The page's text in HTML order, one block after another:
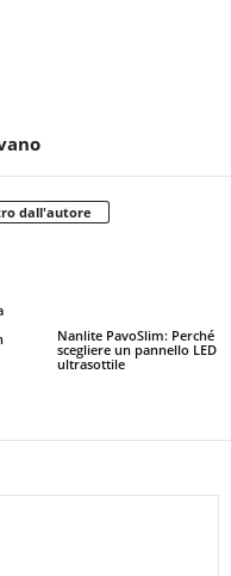
dall'autore
Nanlite PavoSlim: Perché
scegliere un pannello LED
ultrasottile